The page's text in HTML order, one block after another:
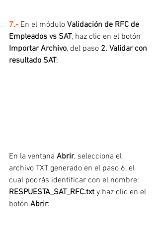
7.- En el módulo Validación de RFC de
Empleados vs SAT, haz clic en el botón
Importar Archivo, del paso 2. Validar con
resultado SAT:
En la ventana Abrir, selecciona el
archivo TXT generado en el paso 6, el
cual podrás identificar con el nombre:
RESPUESTA_SAT_RFC.txt y haz clic en el
botón Abrir: